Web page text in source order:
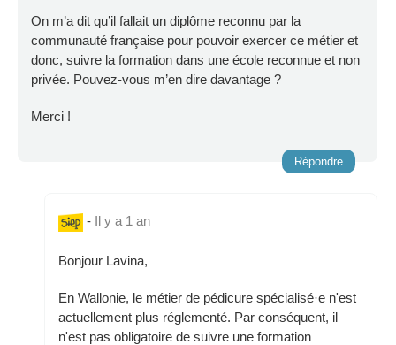
On m’a dit qu’il fallait un diplôme reconnu par la
communauté française pour pouvoir exercer ce métier et
donc, suivre la formation dans une école reconnue et non
privée. Pouvez-vous m’en dire davantage ?
Merci !
Répondre
- Il y a 1 an
Bonjour Lavina,
En Wallonie, le métier de pédicure spécialisé·e n'est
actuellement plus réglementé. Par conséquent, il
n'est pas obligatoire de suivre une formation